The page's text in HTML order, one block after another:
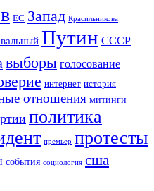
ЕС Запад Красильникова
Путин СССР
выборы голосование
интернет история
отношения митинги
политика
премьер протесты
события социология сша